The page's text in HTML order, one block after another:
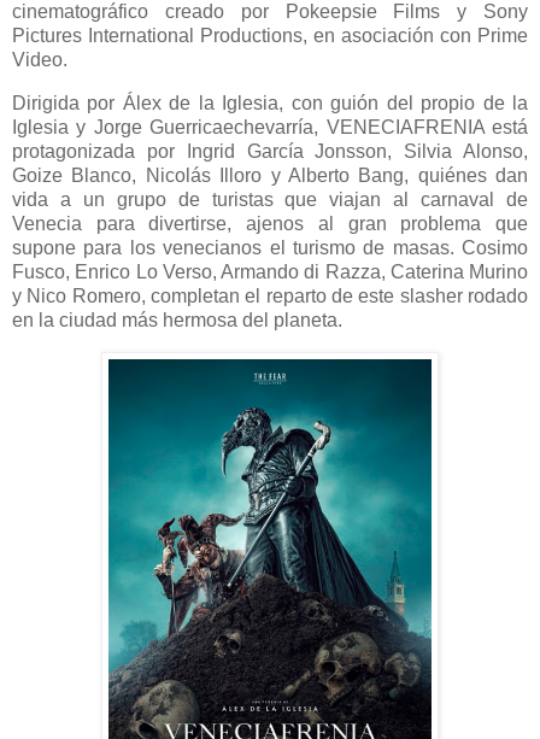
cinematográfico creado por Pokeepsie Films y Sony
Pictures International Productions, en asociación con Prime
Video.
Dirigida por Álex de la Iglesia, con guión del propio de la
Iglesia y Jorge Guerricaechevarría, VENECIAFRENIA está
protagonizada por Ingrid García Jonsson, Silvia Alonso,
Goize Blanco, Nicolás Illoro y Alberto Bang, quiénes dan
vida a un grupo de turistas que viajan al carnaval de
Venecia para divertirse, ajenos al gran problema que
supone para los venecianos el turismo de masas. Cosimo
Fusco, Enrico Lo Verso, Armando di Razza, Caterina Murino
y Nico Romero, completan el reparto de este slasher rodado
en la ciudad más hermosa del planeta.